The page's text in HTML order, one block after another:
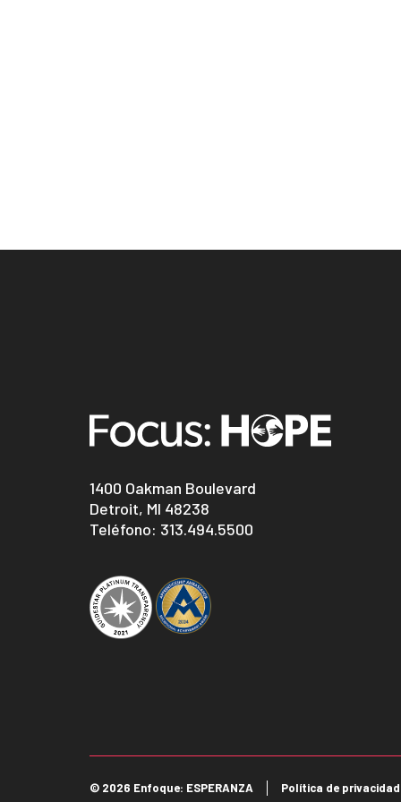
1400 Oakman Boulevard
Detroit, MI 48238
Teléfono: 313.494.5500
© 2026 Enfoque: ESPERANZA Política de privacidad